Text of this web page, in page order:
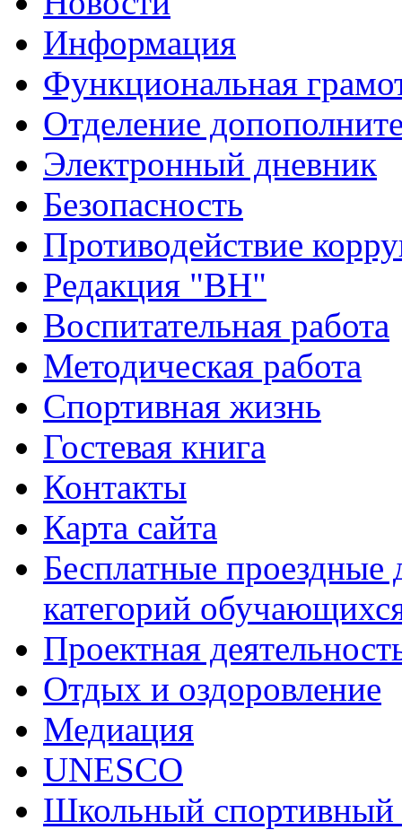
Информация
Функциональная
Отделение
Электронный дневник
Безопасность
Противодействие
Редакция "ВН"
Воспитательная работа
Методическая работа
Спортивная жизнь
Гостевая книга
Контакты
Карта сайта
Бесплатные
категорий
Проектная
Отдых и оздоровление
Медиация
UNESCO
Школьный спортивный